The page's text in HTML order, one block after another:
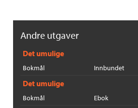
Andre utgaver
Det umulige
Bokmål Innbundet
Det umulige
Bokmål Ebok